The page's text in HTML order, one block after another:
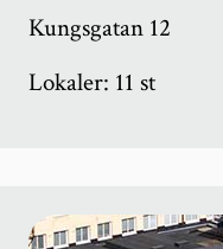
Kungsgatan 12
Lokaler: 11 st